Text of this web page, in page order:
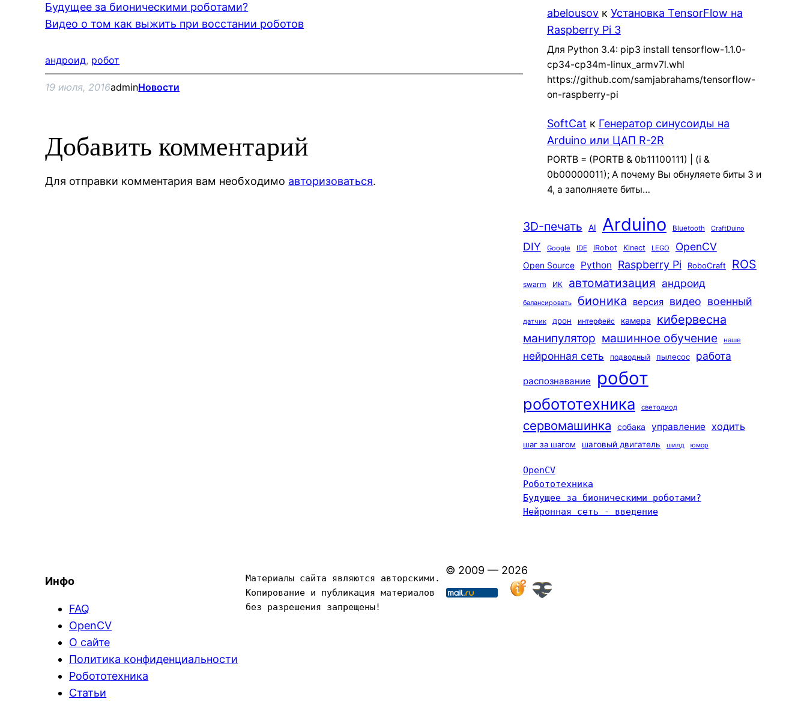
Будущее за бионическими роботами?
Видео о том как выжить при восстании роботов
андроид, робот
19 июля, 2016adminНовости
Добавить комментарий
Для отправки комментария вам необходимо авторизоваться.
abelousovк Установка TensorFlow на
Raspberry Pi 3
Для Python 3.4: pip3 install tensorflow-1.1.0-
cp34-cp34m-linux_armv7l.whl
https://github.com/samjabrahams/tensorflow-
on-raspberry-pi
SoftCat к Генератор синусоиды на
Arduino или ЦАП R-2R
PORTB = (PORTB & 0b11100111) | (i &
0b00000011); А почему Вы обнуляете биты 3 и
4, а заполняете биты…
3D-печать AI Arduino Bluetooth CraftDuino
DIY Google IDE iRobot Kinect LEGO OpenCV
Open Source Python Raspberry Pi RoboCraft ROS
swarm ИК автоматизация андроид
балансировать бионика версия видео военный
датчик дрон интерфейс камера кибервесна
манипулятор машинное обучение наше
нейронная сеть подводный пылесос работа
распознавание робот
робототехника светодиод
сервомашинка собака управление ходить
шаг за шагом шаговый двигатель шилд юмор
OpenCV
Робототехника
Будущее за бионическими роботами?
Нейронная сеть - введение
Инфо
FAQ
OpenCV
О сайте
Политика конфиденциальности
Робототехника
Статьи
Материалы сайта являются авторскими.
Копирование и публикация материалов
без разрешения запрещены!
© 2009 — 2026